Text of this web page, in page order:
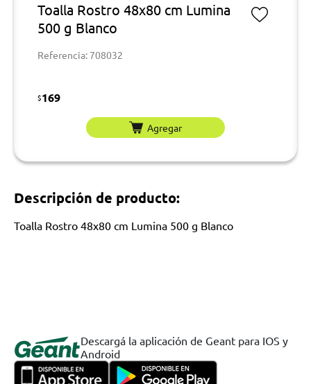
Toalla Rostro 48x80 cm Lumina
500 g Blanco
Referencia: 708032
$169
Agregar
Descripción de producto:
Toalla Rostro 48x80 cm Lumina 500 g Blanco
Descargá la aplicación de Geant para IOS y
Android